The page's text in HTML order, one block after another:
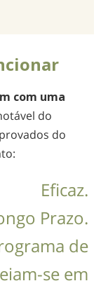
com uma
do
do
Eficaz.
Prazo.
de
seem